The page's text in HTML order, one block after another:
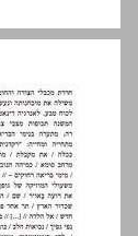
בִּמקום בַּמולדת אוחזת אני בגלגולֵי עולם ... 10